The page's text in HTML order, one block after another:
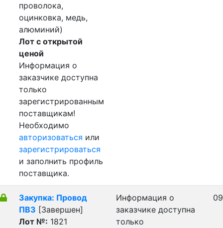
проволока,
оцинковка, медь,
алюминий)
Лот с открытой
ценой
Информация о
заказчике доступна
только
зарегистрированным
поставщикам!
Необходимо
авторизоваться или
зарегистрироваться
и заполнить профиль
поставщика.
Закупка: Провод
ПВ3 [Завершен]
Лот №: 1821
Информация о
заказчике доступна
только